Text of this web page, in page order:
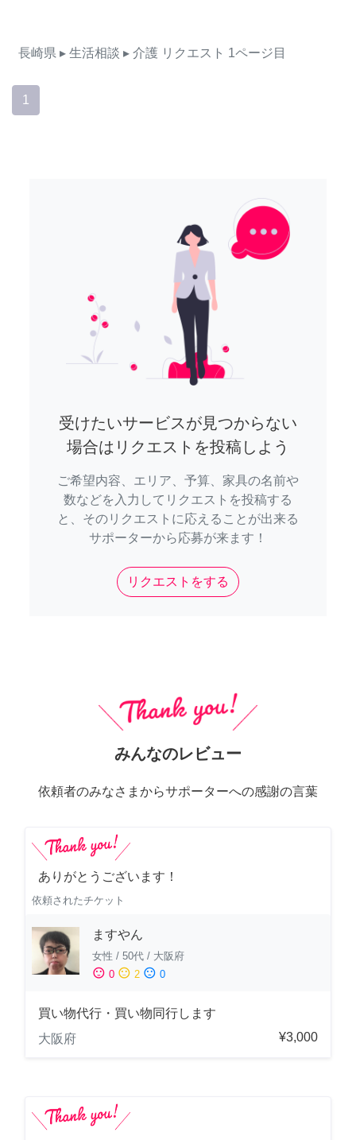
長崎県 ▸ 生活相談 ▸ 介護 リクエスト 1ページ目
1
受けたいサービスが見つからない
場合はリクエストを投稿しよう
ご希望内容、エリア、予算、家具の名前や
数などを入力してリクエストを投稿する
と、そのリクエストに応えることが出来る
サポーターから応募が来ます！
リクエストをする
みんなのレビュー
依頼者のみなさまからサポーターへの感謝の言葉
ありがとうございます！
依頼されたチケット
ますやん
女性 / 50代 / 大阪府
sentiment_satisfied 0 sentiment_neutral 2 sentiment_dissatisfied 0
買い物代行・買い物同行します
大阪府
¥3,000